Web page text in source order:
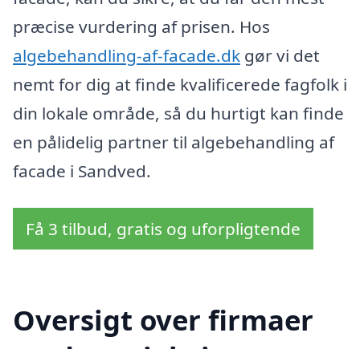
præcise vurdering af prisen. Hos
algebehandling-af-facade.dk gør vi det
nemt for dig at finde kvalificerede fagfolk i
din lokale område, så du hurtigt kan finde
en pålidelig partner til algebehandling af
facade i Sandved.
Få 3 tilbud, gratis og uforpligtende
Oversigt over firmaer